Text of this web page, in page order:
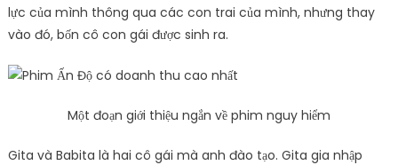
lực của mình thông qua các con trai của mình, nhưng thay
vào đó, bốn cô con gái được sinh ra.
Một đoạn giới thiệu ngắn về phim nguy hiểm
Gita và Babita là hai cô gái mà anh đào tạo. Gita gia nhập